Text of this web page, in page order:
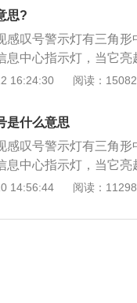
胎有磨损、漏洞等原因
事，不要拖延。 第二
叹号。它亮说明转向
的故障原因：有转向沉
对括号。这是，刹车系
严重、没有松开手刹车
厂进行检查。
感叹号故障灯，旁边都
现了故障。一般红色
或者4S店进行救援。
驶，今天我们就给大
警告灯。括号中间一个
胎有磨损、漏洞等原因
事，不要拖延。 第二
叹号。它亮说明转向
的故障原因：有转向沉
思?
感叹号警示灯有三角
息中心指示灯，当它
以查看组合仪表右侧多
感叹号故障灯，旁边都
现了故障。一般红色
或者4S店进行救援。
驶，今天我们就给大
警告灯。括号中间一个
16:24:30 阅读：15082
是什么意思
感叹号警示灯有三角
息中心指示灯，当它
以查看组合仪表右侧多
感叹号故障灯，旁边
14:56:44 阅读：11298